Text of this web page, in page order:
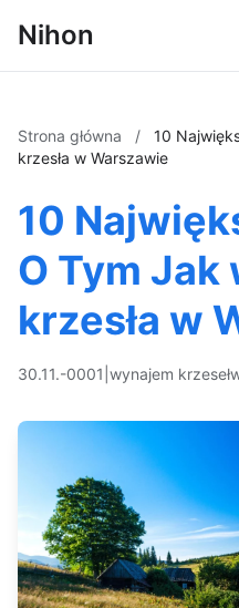
Nihon
Strona główna /
10
krzesła w Warszawie
10
O Tym Jak
krzesła w
30.11.-0001 wynajem krzeseł